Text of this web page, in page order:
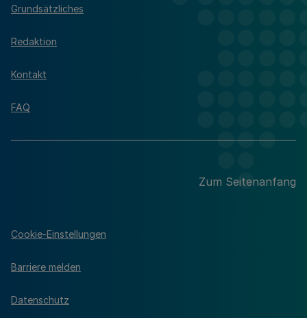
Grundsätzliches
Redaktion
Kontakt
FAQ
Zum Seitenanfang
Cookie-Einstellungen
Barriere melden
Datenschutz